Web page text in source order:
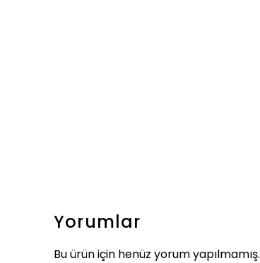
Yorumlar
Bu ürün için henüz yorum yapılmamış.